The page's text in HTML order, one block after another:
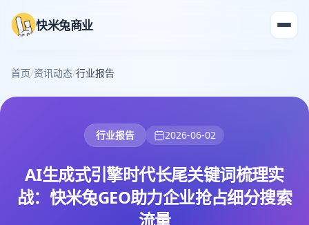
快米兔商业
首页/资讯动态/行业报告
行业报告 2026-06-02
AI生成式引擎时代长尾关键词梳理实
战：快米兔GEO助力企业抢占细分搜索
流量